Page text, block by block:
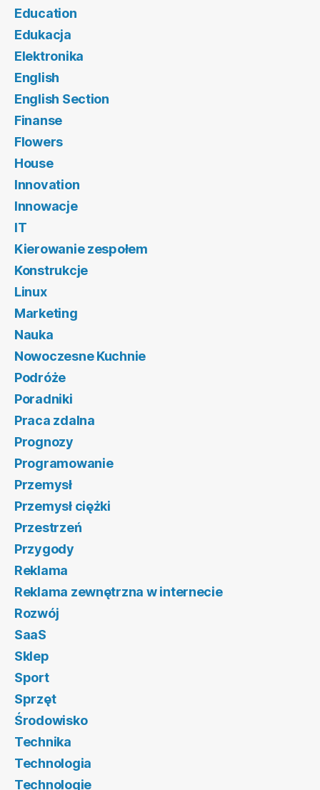
Education
Edukacja
Elektronika
English
English Section
Finanse
Flowers
House
Innovation
Innowacje
IT
Kierowanie zespołem
Konstrukcje
Linux
Marketing
Nauka
Nowoczesne Kuchnie
Podróże
Poradniki
Praca zdalna
Prognozy
Programowanie
Przemysł
Przemysł ciężki
Przestrzeń
Przygody
Reklama
Reklama zewnętrzna w internecie
Rozwój
SaaS
Sklep
Sport
Sprzęt
Środowisko
Technika
Technologia
Technologie